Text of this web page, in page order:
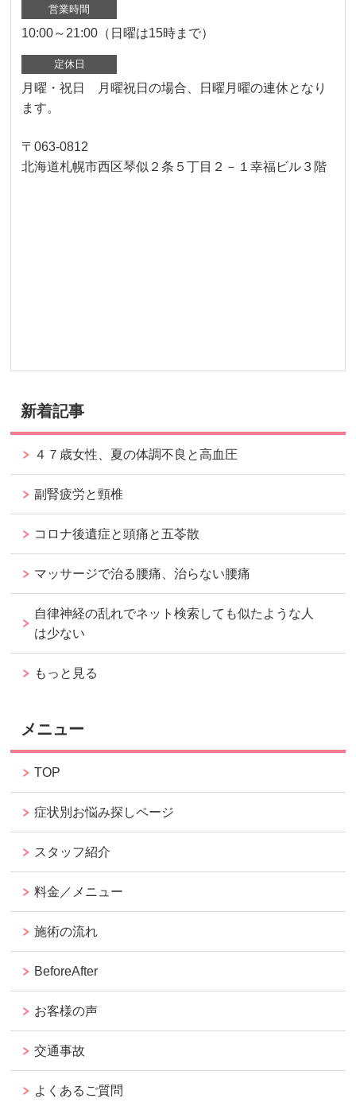
営業時間
10:00～21:00（日曜は15時まで）
定休日
月曜・祝日 月曜祝日の場合、日曜月曜の連休となり
ます。
〒063-0812
北海道札幌市西区琴似２条５丁目２－１幸福ビル３階
新着記事
４７歳女性、夏の体調不良と高血圧
副腎疲労と頸椎
コロナ後遺症と頭痛と五苓散
マッサージで治る腰痛、治らない腰痛
自律神経の乱れでネット検索しても似たような人
は少ない
もっと見る
メニュー
TOP
症状別お悩み探しページ
スタッフ紹介
料金／メニュー
施術の流れ
BeforeAfter
お客様の声
交通事故
よくあるご質問